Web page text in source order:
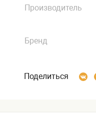
Производитель
Бренд
Поделиться